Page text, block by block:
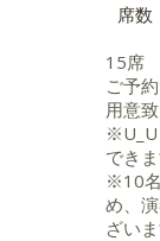
席数
15席
ご予
用意致
※U_U
できま
※10
め、
ざいま